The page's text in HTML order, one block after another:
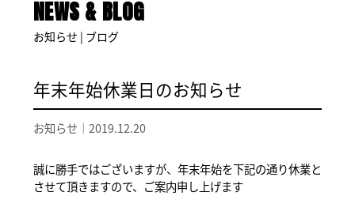
NEWS & BLOG
お知らせ | ブログ
年末年始休業日のお知らせ
お知らせ｜ 2019.12.20
誠に勝手ではございますが、年末年始を下記の通り休業と
させて頂きますので、ご案内申し上げます